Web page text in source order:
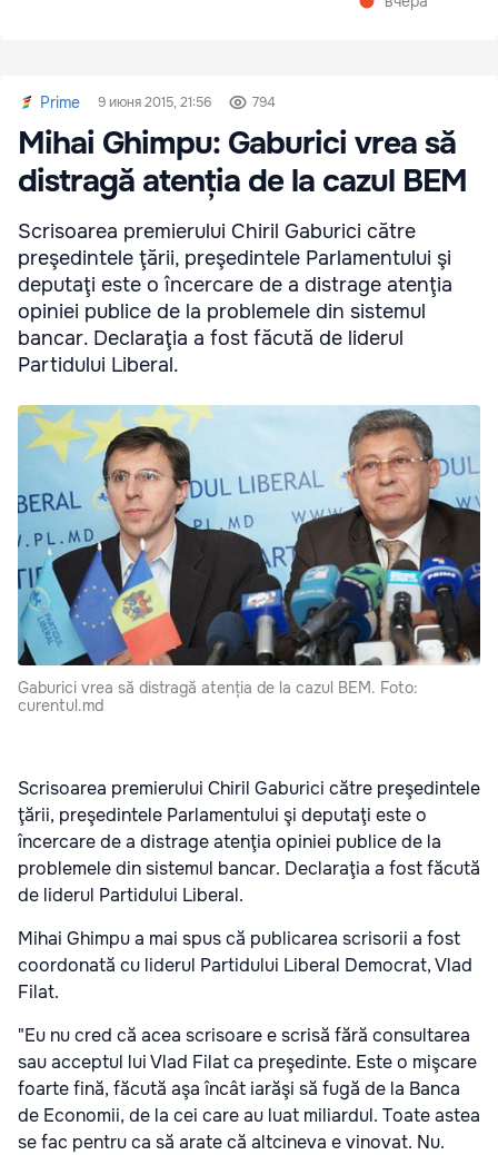
Prime 9 июня 2015, 21:56 794
Mihai Ghimpu: Gaburici vrea să
distragă atenția de la cazul BEM
Scrisoarea premierului Chiril Gaburici către
preşedintele ţării, preşedintele Parlamentului şi
deputaţi este o încercare de a distrage atenţia
opiniei publice de la problemele din sistemul
bancar. Declaraţia a fost făcută de liderul
Partidului Liberal.
Gaburici vrea să distragă atenția de la cazul BEM. Foto:
curentul.md
Scrisoarea premierului Chiril Gaburici către preşedintele
ţării, preşedintele Parlamentului şi deputaţi este o
încercare de a distrage atenţia opiniei publice de la
problemele din sistemul bancar. Declaraţia a fost făcută
de liderul Partidului Liberal.
Mihai Ghimpu a mai spus că publicarea scrisorii a fost
coordonată cu liderul Partidului Liberal Democrat, Vlad
Filat.
"Eu nu cred că acea scrisoare e scrisă fără consultarea
sau acceptul lui Vlad Filat ca preşedinte. Este o mişcare
foarte fină, făcută aşa încât iarăşi să fugă de la Banca
de Economii, de la cei care au luat miliardul. Toate astea
se fac pentru ca să arate că altcineva e vinovat. Nu.